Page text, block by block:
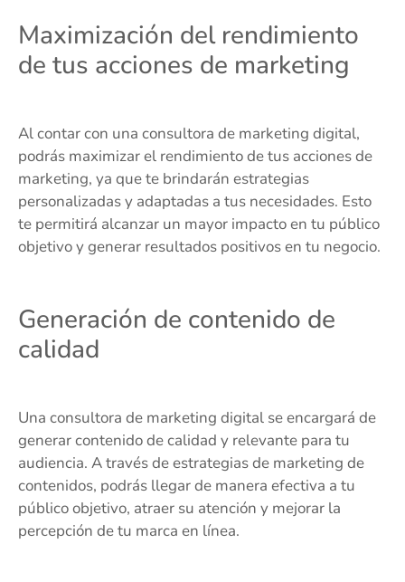
Maximización del rendimiento
de tus acciones de marketing
Al contar con una consultora de marketing digital,
podrás maximizar el rendimiento de tus acciones de
marketing, ya que te brindarán estrategias
personalizadas y adaptadas a tus necesidades. Esto
te permitirá alcanzar un mayor impacto en tu público
objetivo y generar resultados positivos en tu negocio.
Generación de contenido de
calidad
Una consultora de marketing digital se encargará de
generar contenido de calidad y relevante para tu
audiencia. A través de estrategias de marketing de
contenidos, podrás llegar de manera efectiva a tu
público objetivo, atraer su atención y mejorar la
percepción de tu marca en línea.